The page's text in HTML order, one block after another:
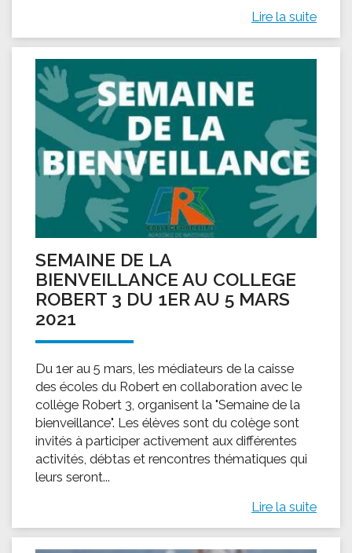
Lire la suite
SEMAINE DE LA
BIENVEILLANCE AU COLLEGE
ROBERT 3 DU 1ER AU 5 MARS
2021
Du 1er au 5 mars, les médiateurs de la caisse
des écoles du Robert en collaboration avec le
collège Robert 3, organisent la "Semaine de la
bienveillance". Les élèves sont du colège sont
invités à participer activement aux différentes
activités, débtas et rencontres thématiques qui
leurs seront...
Lire la suite